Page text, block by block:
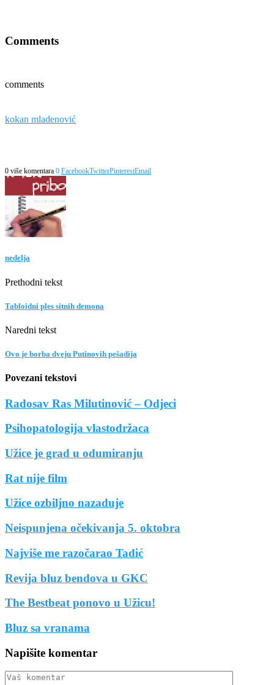
Comments
comments
kokan mladenović
0 više komentara 0 FacebookTwitterPinterestEmail
nedelja
Prethodni tekst
Tabloidni ples sitnih demona
Naredni tekst
Ovo je borba dveju Putinovih pešadija
Povezani tekstovi
Radosav Ras Milutinović – Odjeci
Psihopatologija vlastodržaca
Užice je grad u odumiranju
Rat nije film
Užice ozbiljno nazaduje
Neispunjena očekivanja 5. oktobra
Najviše me razočarao Tadić
Revija bluz bendova u GKC
The Bestbeat ponovo u Užicu!
Bluz sa vranama
Napišite komentar